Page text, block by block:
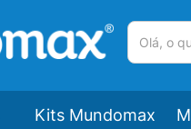
Kits Mundomax